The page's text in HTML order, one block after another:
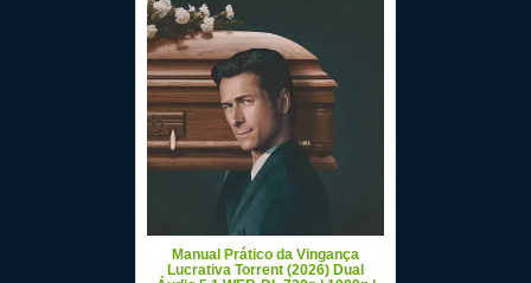
Manual Prático da Vingança
Lucrativa Torrent (2026) Dual